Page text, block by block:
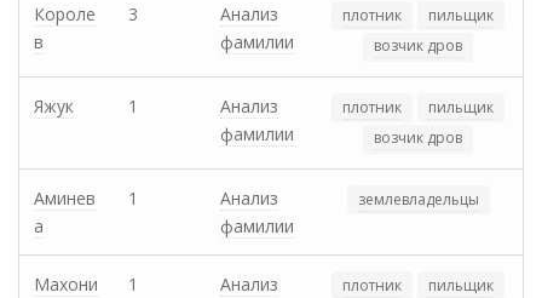
Короле
в
3
Анализ
фамилии
плотник
пильщик
возчик дров
Яжук 1
Анализ
фамилии
плотник
пильщик
возчик дров
Аминев
а
1
Анализ
фамилии
землевладельцы
Махони
1
Анализ
плотник
пильщик